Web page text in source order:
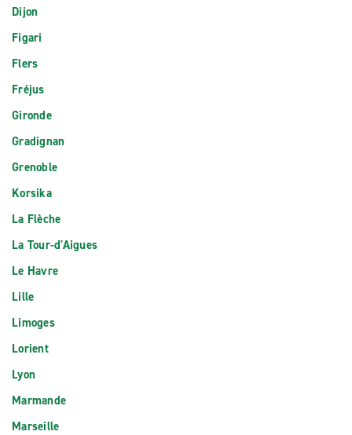
Dijon
Figari
Flers
Fréjus
Gironde
Gradignan
Grenoble
Korsika
La Flèche
La Tour-d'Aigues
Le Havre
Lille
Limoges
Lorient
Lyon
Marmande
Marseille